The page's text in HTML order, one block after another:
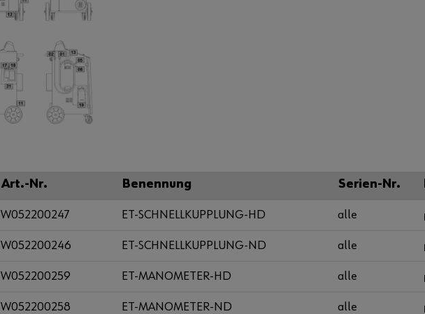
Art.-Nr. Benennung Serien-Nr.
W052200247 ET-SCHNELLKUPPLUNG-HD alle
W052200246 ET-SCHNELLKUPPLUNG-ND alle
W052200259 ET-MANOMETER-HD alle
W052200258 ET-MANOMETER-ND alle